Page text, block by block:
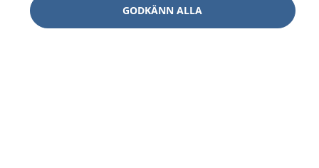
GODKÄNN ALLA